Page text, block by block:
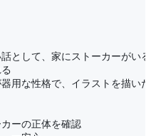
として、家にストーカーがい
用な性格で、イラストを描い
ーの正体を確認